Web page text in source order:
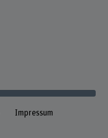
Impressum